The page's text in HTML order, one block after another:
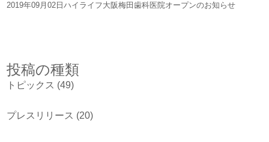
2019年09月02日ハイライフ大阪梅田歯科医院オープンのお知らせ
投稿の種類
トピックス (49)
プレスリリース (20)